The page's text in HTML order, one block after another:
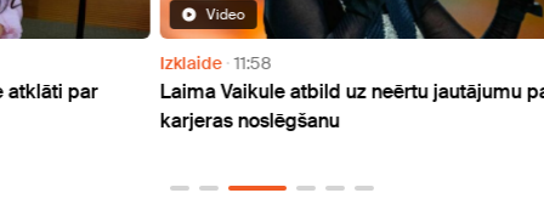
11:58
Laima Vaikule atbild uz neērtu jautājumu par
karjeras noslēgšanu
Elita